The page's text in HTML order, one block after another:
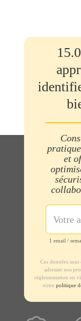
et
1 email /
Ces données
adresser nos
règlementation en
notre politique